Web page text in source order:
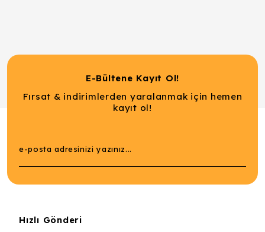
E-Bültene Kayıt Ol!
Fırsat & indirimlerden yaralanmak için hemen
kayıt ol!
Hızlı Gönderi